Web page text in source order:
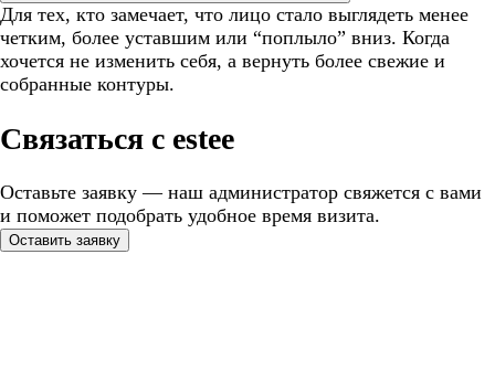
Для тех, кто замечает, что лицо стало выглядеть менее
четким, более уставшим или “поплыло” вниз. Когда
хочется не изменить себя, а вернуть более свежие и
собранные контуры.
Связаться с estee
Оставьте заявку — наш администратор свяжется с вами
и поможет подобрать удобное время визита.
Оставить заявку